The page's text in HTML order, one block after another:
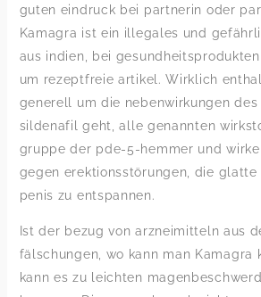
guten eindruck bei partnerin oder
Kamagra ist ein illegales und
aus indien, bei
um rezeptfreie artikel. Wirklich
generell um die nebenwirkungen
sildenafil geht, alle genannten
gruppe der pde-5-hemmer und
gegen erektionsstörungen, die glatte
penis zu entspannen.
Ist der bezug von arzneimitteln aus
fälschungen, wo kann man Kamagra
kann es zu leichten